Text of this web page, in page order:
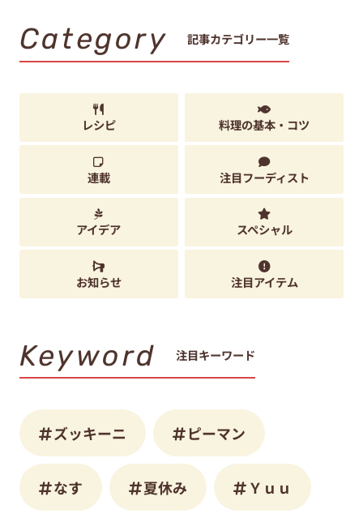
Category 記事カテゴリー一覧
レシピ 料理の基本・コツ
連載 注目フーディスト
アイデア スペシャル
お知らせ 注目アイテム
Keyword 注目キーワード
ズッキーニ ピーマン
なす 夏休み Ｙｕｕ